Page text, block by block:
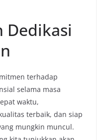
Dedikasi
terhadap
selama masa
waktu,
terbaik, dan siap
mungkin muncul.